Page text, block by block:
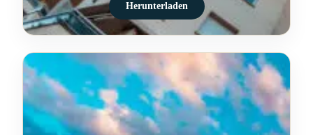
Herunterladen